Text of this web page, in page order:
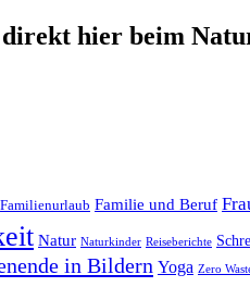
hier beim
Familienurlaub Familie und Beruf
Natur Naturkinder Reiseberichte
in Bildern Yoga Zero